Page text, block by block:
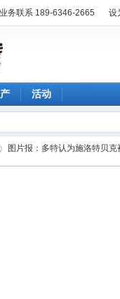
业务联系 189-6346-2665 设
活动
图片报：多特认为施洛特贝